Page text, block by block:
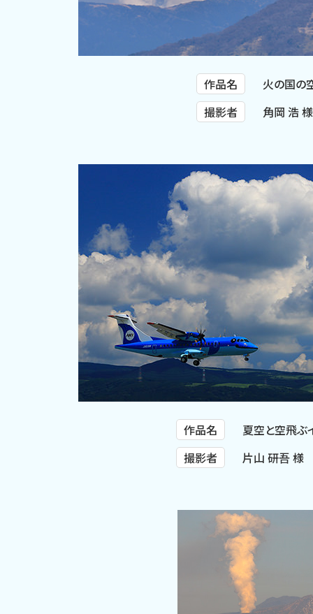
作品名
火の国の
撮影者
角岡 浩 様
作品名
夏空と空飛ぶ
撮影者
片山 研吾 様